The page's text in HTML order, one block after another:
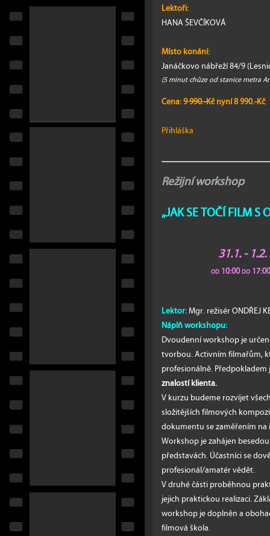
Lektoři:
HANA ŠEVČÍKOVÁ
Místo konání:
Janáčkovo nábřeží 84/9
(5 minut chůze od stanice metra
Cena: 9990.-Kčnyní 8 990.-Kč
Přihláška
Režijní workshop
„JAK SE TOČÍ FILM S
31.1. -
od 10:00 do
Lektor:Mgr. režisér ONDŘEJ
Náplň workshopu:
Dvoudenní workshop je
tvorbou. Activním filmařům,
profesionálně.
znalostí klienta.
V kurzu budeme rozvíjet
složitějších filmových
dokumentu se zaměřením
Workshop je zahájen
představách. Účastníci se
profesionál/amatér vědět.
V druhé části proběhnou
jejich praktickou realizaci.
workshop je doplněn a
filmová škola.